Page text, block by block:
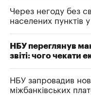
Через негоду без
населених пунктів
НБУ переглянув
звіті: чого чекати
НБУ запровадив
міжбанківських